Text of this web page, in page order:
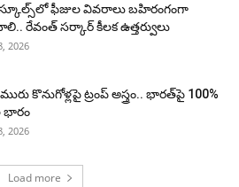
ఫీజుల వివరాలు బహిరంగంగా
రేవంత్ సర్కార్ కీలక ఉత్తర్వులు
2026
కొనుగోళ్లపై ట్రంప్ అస్త్రం.. భారత్‌పై 100%
భారం
2026
Load more